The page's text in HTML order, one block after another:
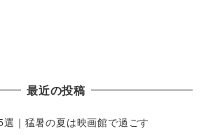
最近の投稿
｜猛暑の夏は映画館で過ごす